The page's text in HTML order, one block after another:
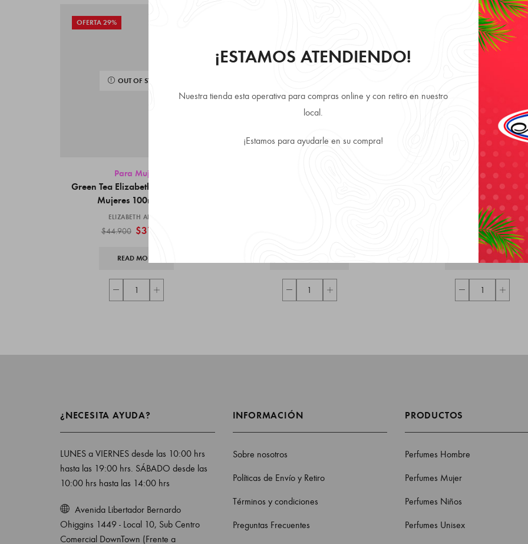
¡ESTAMOS ATENDIENDO!
Nuestra tienda esta operativa para compras online y con retiro en nuestro
local.
¡Estamos para ayudarle en su compra!
OFERTA 29%
OUT OF STOCK
Para Mujer
Green Tea Elizabeth Arden para
Mujeres 100ml EDP
ELIZABETH ARDEN
$44.900 $31.990
READ MORE
Más Vendidos ,, Perfumes
Carolina Herrera for women
EDP Clasico
CAROLINA HERRERA
$72.990
READ MORE
¿NECESITA AYUDA?
LUNES a VIERNES desde las 10:00 hrs
hasta las 19:00 hrs. SÁBADO desde las
10:00 hrs hasta las 14:00 hrs
Avenida Libertador Bernardo
Ohiggins 1449 - Local 10, Sub Centro
Comercial DownTown (Frente a
INFORMACIÓN
Sobre nosotros
Políticas de Envío y Retiro
Términos y condiciones
Preguntas Frecuentes
PRODUCTOS
Perfumes Hombre
Perfumes Mujer
Perfumes Niños
Perfumes Unisex